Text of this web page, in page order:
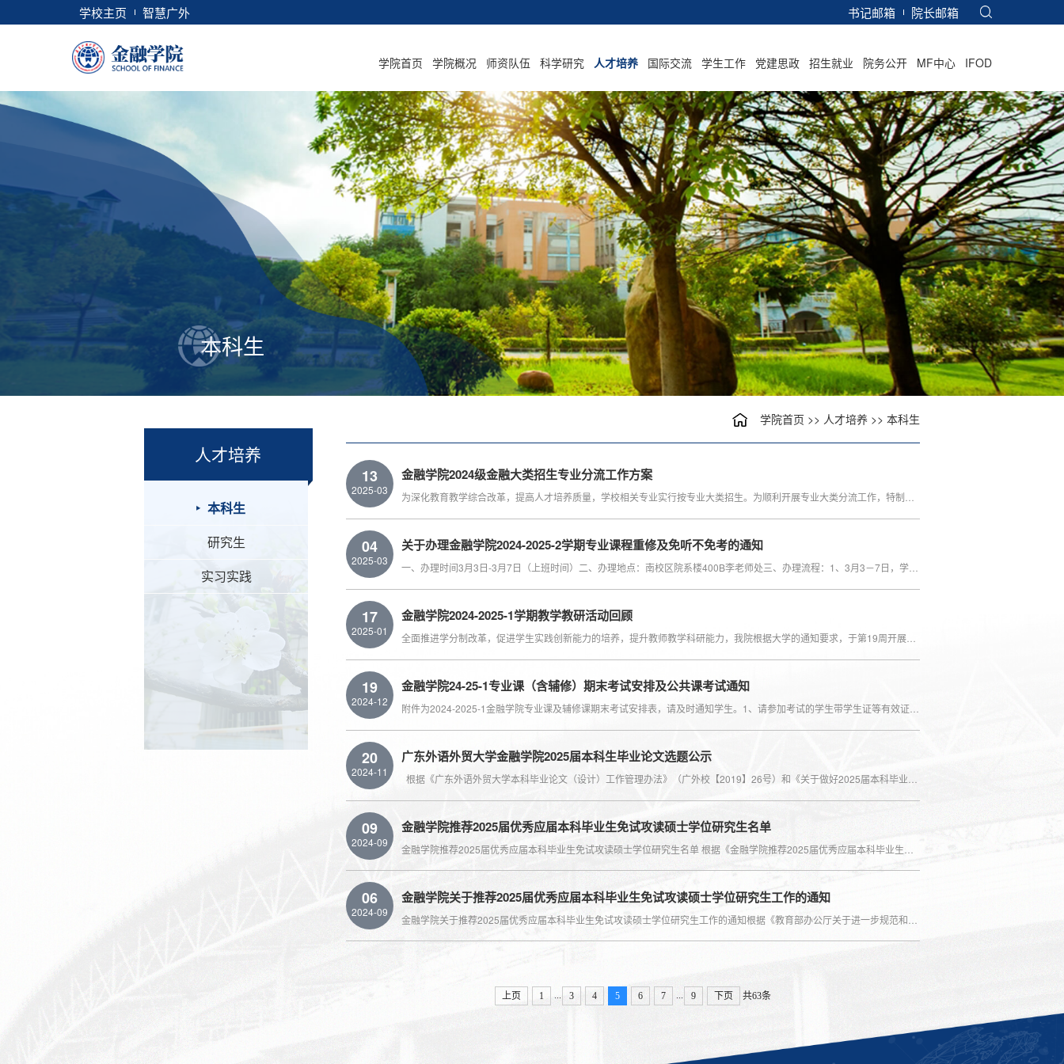
学校主页 智慧广外 书记邮箱 院长邮箱
学院首页 学院概况 师资队伍 科学研究 人才培养 国际交流 学生工作 党建思政 招生就业 院务公开 MF中心 IFOD
本科生
人才培养
本科生
研究生
实习实践
学院首页 >> 人才培养 >> 本科生
13
2025-03
金融学院2024级金融大类招生专业分流工作方案
为深化教育教学综合改革，提高人才培养质量，学校相关专业实行按专业大类招生。为顺利开展专业大类分流工作，特制定本细则。一、指导思想坚持以学生为中心，深化学分制改革，推进研究性学习...
04
2025-03
关于办理金融学院2024-2025-2学期专业课程重修及免听不免考的通知
​一、办理时间3月3日-3月7日（上班时间）二、办理地点：南校区院系楼400B李老师处三、办理流程：1、3月3－7日，学生提交重修申请（附件1）至开课单位（各单位联系人附件3）。2、3月10-24日...
17
2025-01
金融学院2024-2025-1学期教学教研活动回顾
19
2024-12
金融学院24-25-1专业课（含辅修）期末考试安排及公共课考试通知
20
2024-11
广东外语外贸大学金融学院2025届本科生毕业论文选题公示
09
2024-09
金融学院推荐2025届优秀应届本科毕业生免试攻读硕士学位研究生名单
金融学院推荐2025届优秀应届本科毕业生免试攻读硕士学位研究生名单 根据《金融学院推荐2025届优秀应届本科毕业生免试攻读硕士学位研究生工作方案》，经过前期动员、学生咨询并提交申请表、初...
06
2024-09
金融学院关于推荐2025届优秀应届本科毕业生免试攻读硕士学位研究生工作的通知
上页 1 ... 3 4 5 6 7 ... 9 下页 共63条